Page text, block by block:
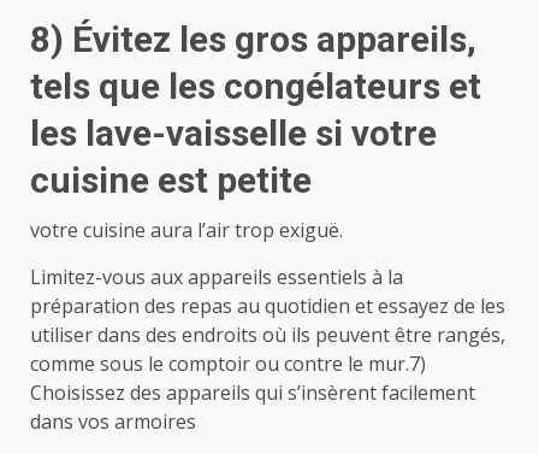
8) Évitez les gros appareils,
tels que les congélateurs et
les lave-vaisselle si votre
cuisine est petite
votre cuisine aura l’air trop exiguë.
Limitez-vous aux appareils essentiels à la
préparation des repas au quotidien et essayez de les
utiliser dans des endroits où ils peuvent être rangés,
comme sous le comptoir ou contre le mur.7)
Choisissez des appareils qui s’insèrent facilement
dans vos armoires